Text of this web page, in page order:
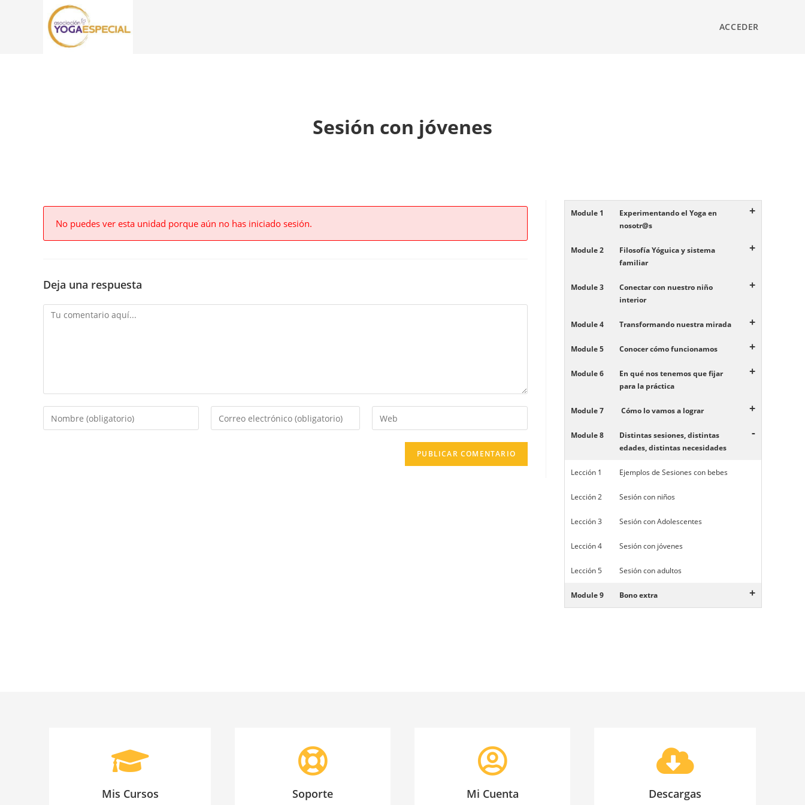
ACCEDER
Sesión con jóvenes
No puedes ver esta unidad porque aún no has iniciado sesión.
Deja una respuesta
Module 1
Experimentando el Yoga en
nosotr@s
+
Module 2
Filosofía Yóguica y sistema
familiar
+
Module 3
Conectar con nuestro niño
interior
+
Module 4 Transformando nuestra mirada +
Module 5 Conocer cómo funcionamos +
Module 6
En qué nos tenemos que fijar
para la práctica
+
Module 7 Cómo lo vamos a lograr +
Module 8
Distintas sesiones, distintas
edades, distintas necesidades
-
Lección 1 Ejemplos de Sesiones con bebes
Lección 2 Sesión con niños
Lección 3 Sesión con Adolescentes
Lección 4 Sesión con jóvenes
Lección 5 Sesión con adultos
Module 9 Bono extra +
Mis Cursos Soporte Mi Cuenta Descargas